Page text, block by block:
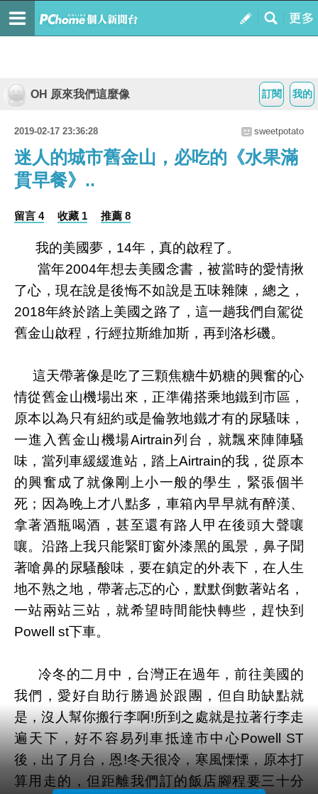
我的
訂閱
OH 原來我們這麼像
2019-02-17 23:36:28 sweetpotato
迷人的城市舊金山，必吃的《水果滿
貫早餐》..
留言 4 收藏 1 推薦 8
我的美國夢，14年，真的啟程了。
當年2004年想去美國念書，被當時的愛情揪
了心，現在說是後悔不如說是五味雜陳，總之，
2018年終於踏上美國之路了，這一趟我們自駕從
舊金山啟程，行經拉斯維加斯，再到洛杉磯。
這天帶著像是吃了三顆焦糖牛奶糖的興奮的心
情從舊金山機場出來，正準備搭乘地鐵到市區，
原本以為只有紐約或是倫敦地鐵才有的尿騷味，
一進入舊金山機場Airtrain列台，就飄來陣陣騷
味，當列車緩緩進站，踏上Airtrain的我，從原本
的興奮成了就像剛上小一般的學生，緊張個半
死；因為晚上才八點多，車箱內早早就有醉漢、
拿著酒瓶喝酒，甚至還有路人甲在後頭大聲嚷
嚷。沿路上我只能緊盯窗外漆黑的風景，鼻子聞
著嗆鼻的尿騷酸味，要在鎮定的外表下，在人生
地不熟之地，帶著忐忑的心，默默倒數著站名，
一站兩站三站，就希望時間能快轉些，趕快到
Powell st下車。
冷冬的二月中，台灣正在過年，前往美國的
我們，愛好自助行勝過於跟團，但自助缺點就
是，沒人幫你搬行李啊!所到之處就是拉著行李走
遍天下，好不容易列車抵達市中心Powell ST
後，出了月台，恩!冬天很冷，寒風慄慄，原本打
算用走的，但距離我們訂的飯店腳程要三十分